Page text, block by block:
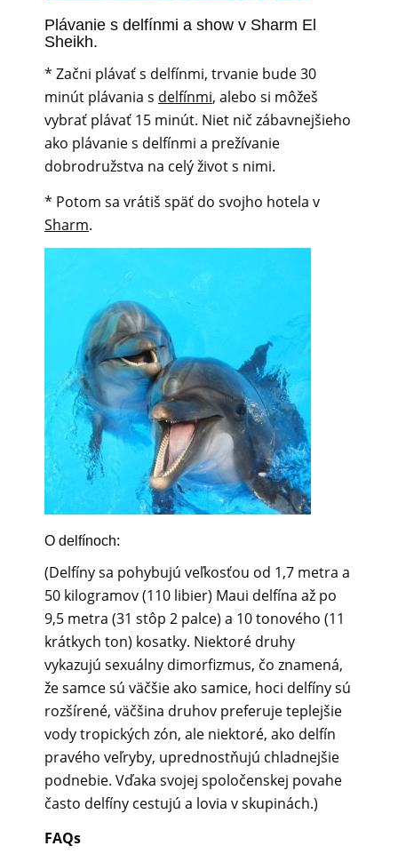
Plávanie s delfínmi a show v Sharm El
Sheikh.
* Začni plávať s delfínmi, trvanie bude 30
minút plávania s delfínmi, alebo si môžeš
vybrať plávať 15 minút. Niet nič zábavnejšieho
ako plávanie s delfínmi a prežívanie
dobrodružstva na celý život s nimi.
* Potom sa vrátiš späť do svojho hotela v
Sharm.
O delfínoch:
(Delfíny sa pohybujú veľkosťou od 1,7 metra a
50 kilogramov (110 libier) Maui delfína až po
9,5 metra (31 stôp 2 palce) a 10 tonového (11
krátkych ton) kosatky. Niektoré druhy
vykazujú sexuálny dimorfizmus, čo znamená,
že samce sú väčšie ako samice, hoci delfíny sú
rozšírené, väčšina druhov preferuje teplejšie
vody tropických zón, ale niektoré, ako delfín
pravého veľryby, uprednostňujú chladnejšie
podnebie. Vďaka svojej spoločenskej povahe
často delfíny cestujú a lovia v skupinách.)
FAQs